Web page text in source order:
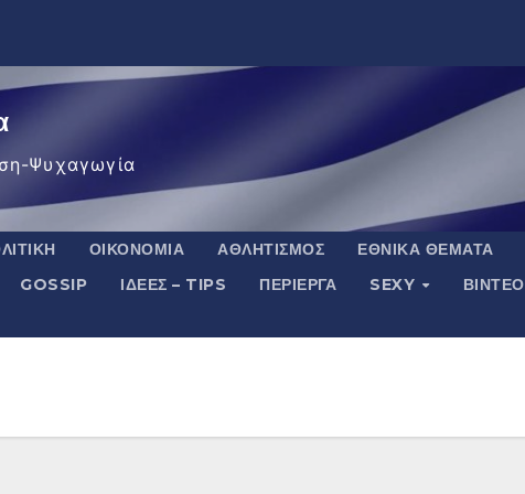
Ψυχαγωγία
ΟΙΚΟΝΟΜΊΑ ΑΘΛΗΤΙΣΜΌΣ ΕΘΝΙΚΆ ΘΈΜΑΤΑ
GOSSIP ΙΔΈΕΣ – TIPS ΠΕΡΊΕΡΓΑ SEXY ΒΙΝΤΕΟ